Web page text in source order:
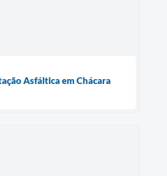
Asfáltica em Chácara